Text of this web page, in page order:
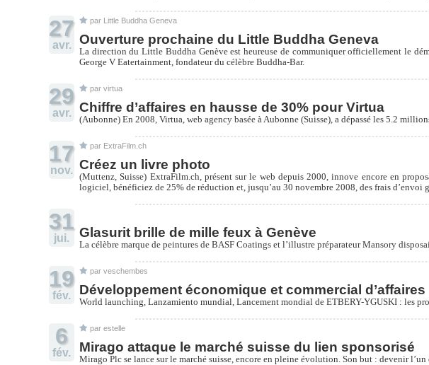
27
avr.
par Little Buddha Geneva
Ouverture prochaine du Little Buddha Geneva
La direction du Little Buddha Genève est heureuse de communiquer officiellement le
George V Eatertainment, fondateur du célèbre Buddha-Bar.
29
avr.
par virtua
Chiffre d’affaires en hausse de 30% pour Virtua
(Aubonne) En 2008, Virtua, web agency basée à Aubonne (Suisse), a dépassé les 5.2
17
nov.
par ExtraFilm.ch
Créez un livre photo
(Muttenz, Suisse) ExtraFilm.ch, présent sur le web depuis 2000, innove encore en
logiciel, bénéficiez de 25% de réduction et, jusqu’au 30 novembre 2008, des frais d’envoi
31
jui. Glasurit brille de mille feux à Genève
La célèbre marque de peintures de BASF Coatings et l’illustre préparateur Mansory
19
fév.
par veschembes
Développement économique et commercial d’affaires
World launching, Lanzamiento mundial, Lancement mondial de ETBERY-YGUSKI : les
6
fév.
par estelle
Mirago attaque le marché suisse du lien sponsorisé
Mirago Plc se lance sur le marché suisse, encore en pleine évolution. Son but : devenir